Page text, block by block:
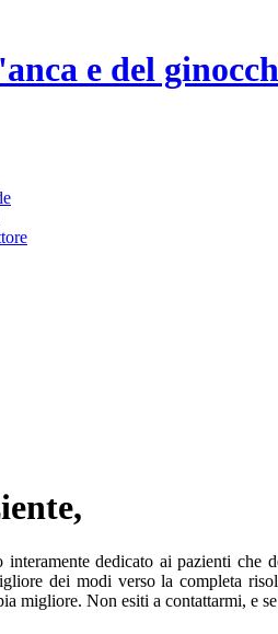
e del
interamente dedicato ai pazienti
dei modi verso la completa
migliore. Non esiti a contattarmi, e